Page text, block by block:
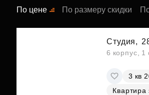
Субсидии
По цене По размеру скидки
Студия,
6 корпус,
3 кв
Квартира